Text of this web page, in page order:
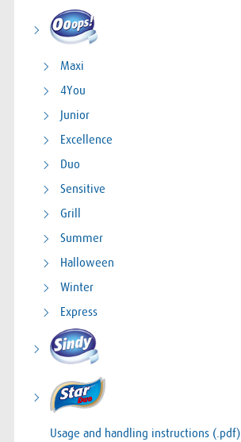
Maxi
4You
Junior
Excellence
Duo
Sensitive
Grill
Summer
Halloween
Winter
Express
Usage and handling instructions (.pdf)